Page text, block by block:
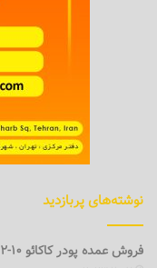
نوشته‌های پربازدید
فروش عمده پودر کاکائو 10-12% (PH7)